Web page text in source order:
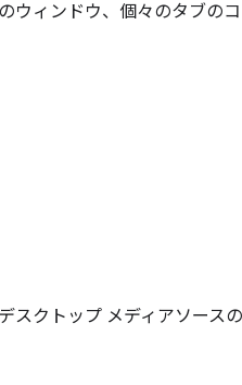
ィンドウ、個々のタブのコ
クトップ メディアソース